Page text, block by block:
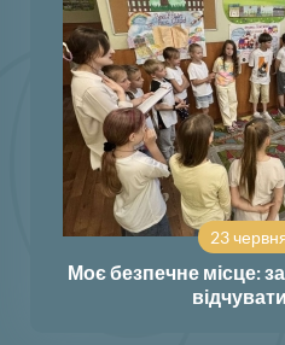
23
Моє безпечне місце: